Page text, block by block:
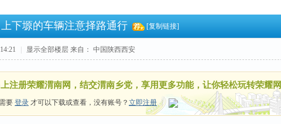
下塬的车辆注意择路通行 [复制链接]
显示全部楼层 来自： 中国陕西西安
注册荣耀渭南网，结交渭南乡党，享用更多功能，让你轻松玩转荣耀网
要 登录 才可以下载或查看，没有账号？ 立即注册 |